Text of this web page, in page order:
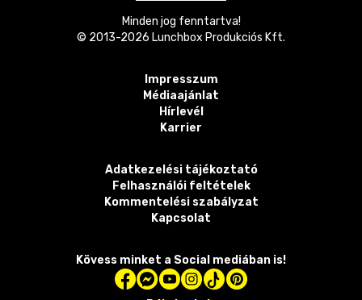
Minden jog fenntartva!
© 2013-2026 Lunchbox Produkciós Kft.
Impresszum
Médiaajánlat
Hírlevél
Karrier
Adatkezelési tájékoztató
Felhasználói feltételek
Kommentelési szabályzat
Kapcsolat
Kövess minket a Social mediában is!